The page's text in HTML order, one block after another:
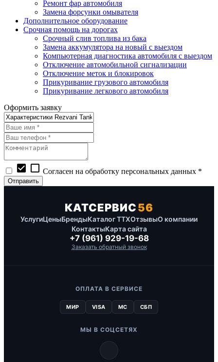
Ремонт фар автомобиля
Замена форсунки омывателя
Дополнительное оборудование
Срочная помощь на дорогах
Срочный слив топлива из бака
Замена аккумулятора на новый с выездом
Компьютерная диагностика автомобиля с выездом
Отключение автомобильной сигнализации
Отключение меток и блокировок
Прикуривание грузового автомобиля
Прикуривание легкового автомобиля
Оформить заявку
check_box check_box_outline_blank Согласен на обработку персональных данных *
КАТСЕРВИС56
УслугиЦеныБрендыКаталог ТТХОтзывыО компании
КонтактыКарта сайта
+7 (961) 929-19-68
Заказать обратный звонок
ОПЛАТА В СЕРВИСЕ
МИР VISA MC СБП
МЫ В СОЦСЕТЯХ